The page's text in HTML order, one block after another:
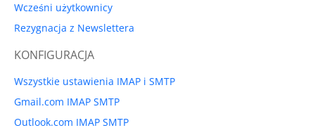
Wcześni użytkownicy
Rezygnacja z Newslettera
KONFIGURACJA
Wszystkie ustawienia IMAP i SMTP
Gmail.com IMAP SMTP
Outlook.com IMAP SMTP